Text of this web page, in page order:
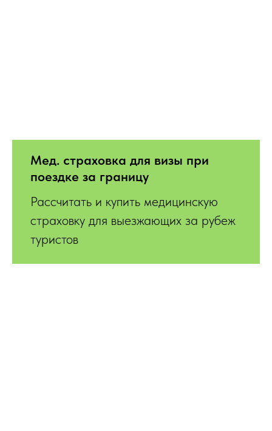
Мед. страховка для визы при
поездке за границу
Рассчитать и купить медицинскую
страховку для выезжающих за рубеж
туристов